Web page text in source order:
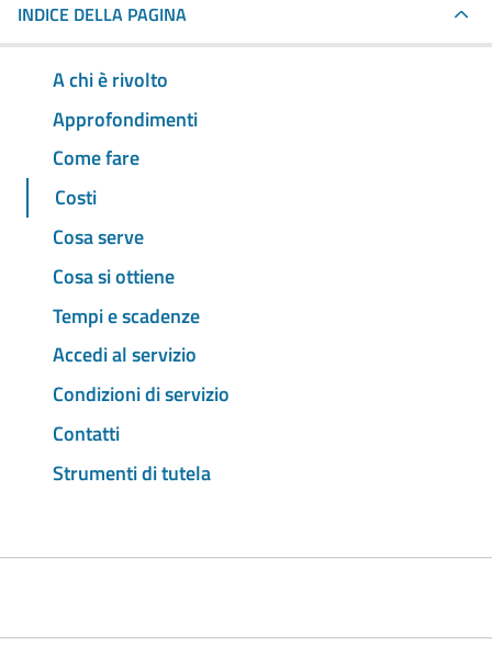
INDICE DELLA PAGINA
A chi è rivolto
Approfondimenti
Come fare
Costi
Cosa serve
Cosa si ottiene
Tempi e scadenze
Accedi al servizio
Condizioni di servizio
Contatti
Strumenti di tutela